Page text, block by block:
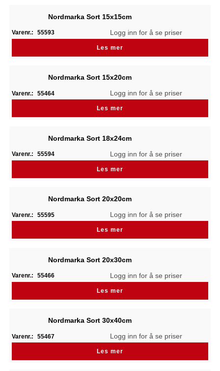
Nordmarka Sort 15x15cm
Varenr.: 55593 Logg inn for å se priser
Les mer
Nordmarka Sort 15x20cm
Varenr.: 55464 Logg inn for å se priser
Les mer
Nordmarka Sort 18x24cm
Varenr.: 55594 Logg inn for å se priser
Les mer
Nordmarka Sort 20x20cm
Varenr.: 55595 Logg inn for å se priser
Les mer
Nordmarka Sort 20x30cm
Varenr.: 55466 Logg inn for å se priser
Les mer
Nordmarka Sort 30x40cm
Varenr.: 55467 Logg inn for å se priser
Les mer